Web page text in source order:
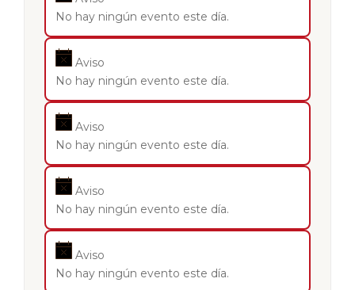
No hay ningún evento este día.
Aviso
No hay ningún evento este día.
Aviso
No hay ningún evento este día.
Aviso
No hay ningún evento este día.
Aviso
No hay ningún evento este día.